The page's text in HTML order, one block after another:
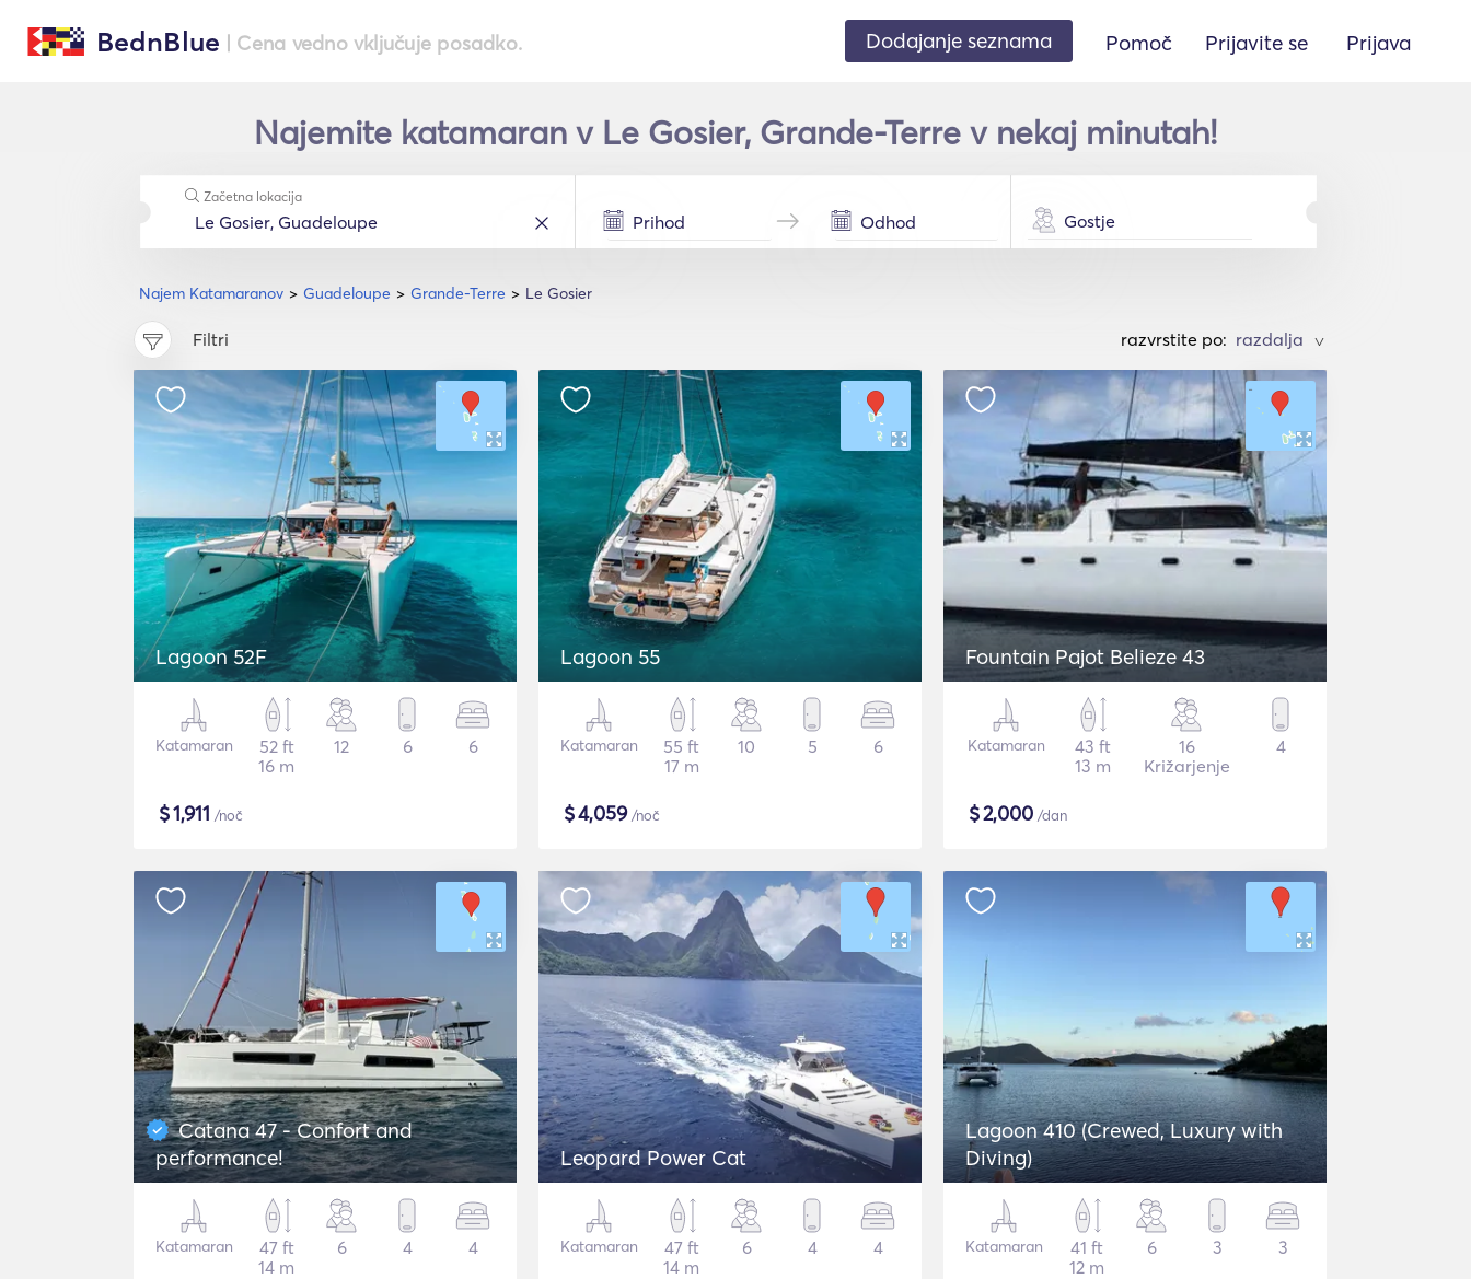
BednBlue | Cena vedno vključuje posadko. Dodajanje seznama Pomoč Prijavite se Prijava
Najemite katamaran v Le Gosier, Grande-Terre v nekaj minutah!
Najem Katamaranov Guadeloupe Grande-Terre Le Gosier
Začetna lokacija
Gostje
Filtri razvrstite po: >
Lagoon 52F
Katamaran
52 ft
16 m
12 6 6
$1,911 /noč
Lagoon 55
Katamaran
55 ft
17 m
10 5 6
$4,059/noč
Fountain Pajot Belieze 43
Katamaran
43 ft
13 m
16
Križarjenje
4
$2,000 /dan
Catana 47 - Confort and
performance!
Katamaran
47 ft
14 m
6 4 4
Leopard Power Cat
Katamaran
47 ft
14 m
6 4 4
Lagoon 410 (Crewed, Luxury with
Diving)
Katamaran
41 ft
12 m
6 3 3